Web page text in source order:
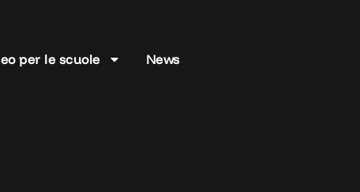
per le scuole News